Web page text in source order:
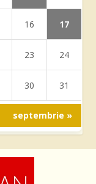
16 17
23 24
30 31
septembrie »